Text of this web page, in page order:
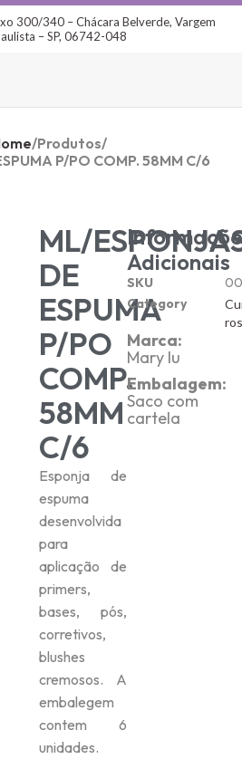
300/340 – Chácara Belverde, Vargem
– SP, 06742-048
/Produtos/
P/PO COMP. 58MM C/6
ML/
DE
ESPUMA
P/PO
COMP.
58MM
C/6
Esponja de
espuma
desenvolvida
para
aplicação de
primers,
bases, pós,
corretivos,
blushes
cremosos. A
embalegem
contem 6
unidades.
Adicionais
SKU
Category
Marca:
Mary lu
Embalagem:
Saco com
cartela